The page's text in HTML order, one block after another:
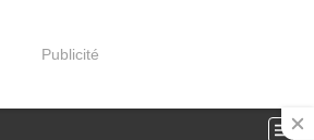
Publicité